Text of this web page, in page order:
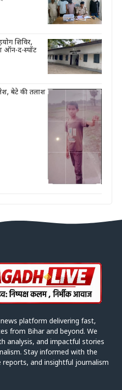
शिविर,
ऑन-द-स्पॉट
बेटे की तलाश
platform delivering fast,
from Bihar and beyond. We
analysis, and impactful stories
Stay informed with the
reports, and insightful journalism